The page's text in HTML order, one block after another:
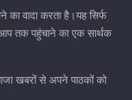
का वादा करता है।यह सिर्फ
तक पहुंचाने का एक सार्थक
खबरों से अपने पाठकों को